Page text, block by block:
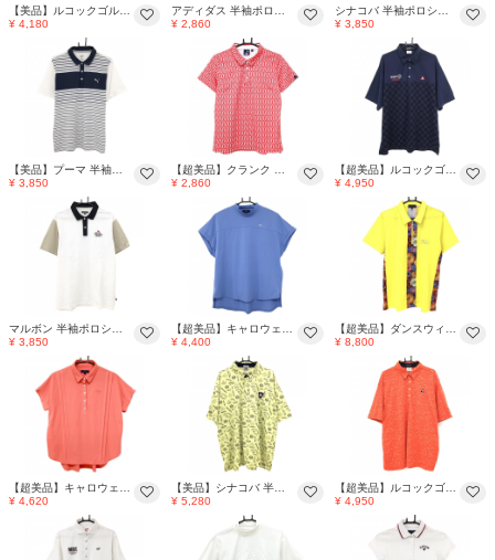
【美品】ルコックゴルフ 半袖ポロシャツ ネイビー×レッド 総柄 ボタンダウン メンズ 3L ゴルフウェア 大きいサイズ le coq sportif
¥ 4,180
アディダス 半袖ポロシャツ 白 袖ロゴグレー 襟汚れ メンズ 2XL ゴルフウェア 大きいサイズ adidas
¥ 2,860
シナコバ 半袖ポロシャツ ライトブルー×白 胸ポケット花柄 メンズ 3L ゴルフウェア 大きいサイズ SINA COVA
¥ 3,850
【美品】プーマ 半袖ポロシャツ 白×ネイビー×グレー フロントボーダー柄 メンズ XL ゴルフウェア PUMA
¥ 3,850
【超美品】クランク 半袖ポロシャツ ピンク系×白 総柄 レディース L ゴルフウェア CLUNK
¥ 2,860
【超美品】ルコックゴルフ 半袖ポロシャツ ネイビー 下部ブロックチェック メンズ 3L ゴルフウェア 大きいサイズ le coq sportif
¥ 4,950
マルボン 半袖ポロシャツ 白×ネイビー ロゴ刺しゅう メンズ M ゴルフウェア Malbon
¥ 3,850
【超美品】キャロウェイ 半袖シャツ ライトブルー ロゴシルバー レディース L ゴルフウェア Callaway
¥ 4,400
【超美品】ダンスウィズドラゴン 半袖ポロシャツ イエロー×レッド系×パープル系 一部柄 メンズ 3(L) ゴルフウェア Dance With Dragon
¥ 8,800
【超美品】キャロウェイ 半袖ポロシャツ サーモンピンク ロゴ刺しゅう レディース L ゴルフウェア Callaway
¥ 4,620
【美品】シナコバ 半袖ポロシャツ イエロー×ネイビー 英字総柄 ロゴ メンズ 4L ゴルフウェア 大きいサイズ SINA COVA
¥ 5,280
【超美品】ルコックゴルフ 半袖ポロシャツ オレンジ 総柄 メンズ 4L ゴルフウェア 大きいサイズ le coq sportif
¥ 4,950